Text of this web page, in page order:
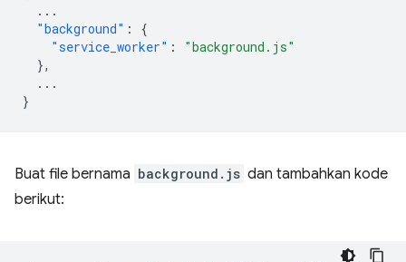
...
"background" :
{
"service_worker" :
"background.js"
},
...
}
Buat file bernama background.js dan tambahkan kode
berikut: